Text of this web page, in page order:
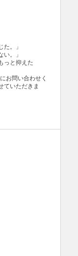
た。」
い。」
っと抑えた
お問い合わせく
ていただきま